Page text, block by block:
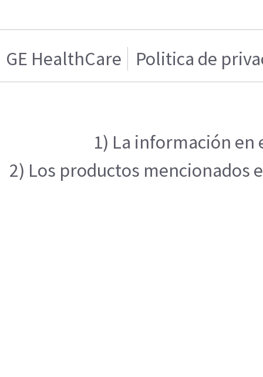
GE HealthCare Politica de
1) La información
2) Los productos mencionados